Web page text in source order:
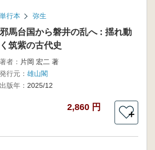
単行本 弥生
邪馬台国から磐井の乱へ : 揺れ動
く筑紫の古代史
著者： 片岡 宏二 著
発行元： 雄山閣
出版年： 2025/12
2,860 円
＋